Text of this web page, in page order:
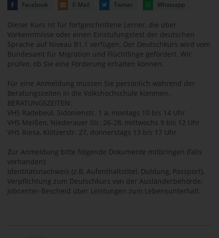
Facebook E-Mail Twitter Whatsapp
Dieser Kurs ist für fortgeschrittene Lerner, die über
Vorkenntnisse oder einen Einstufungstest der deutschen
Sprache auf Niveau B1.1 verfügen. Der Deutschkurs wird vom
Bundesamt für Migration und Flüchtlinge gefördert. Wir
prüfen, ob Sie eine Förderung erhalten können.
Für eine Anmeldung müssen Sie persönlich während der
Beratungszeiten in die Volkshochschule kommen.
BERATUNGSZEITEN:
VHS Radebeul, Sidonienstr. 1 a, montags 10 bis 14 Uhr
VHS Meißen, Niederauer Str. 26-28, mittwochs 9 bis 12 Uhr
VHS Riesa, Klötzerstr. 27, donnerstags 13 bis 17 Uhr
Zur Anmeldung bitte folgende Dokumente mitbringen (falls
vorhanden):
Identitätsnachweis (z.B. Aufenthaltstitel, Duldung, Passport),
Verpflichtung zum Deutschkurs von der Ausländerbehörde,
Jobcenter-Bescheid über Leistungen zum Lebensunterhalt.